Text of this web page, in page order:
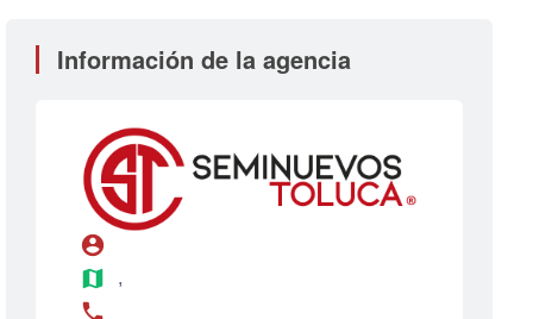
Información de la agencia
account_circle
map
,
phone